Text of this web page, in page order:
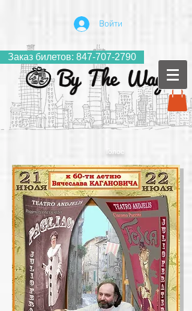
Заказ билетов: 847-707-2790
Войти
Голос